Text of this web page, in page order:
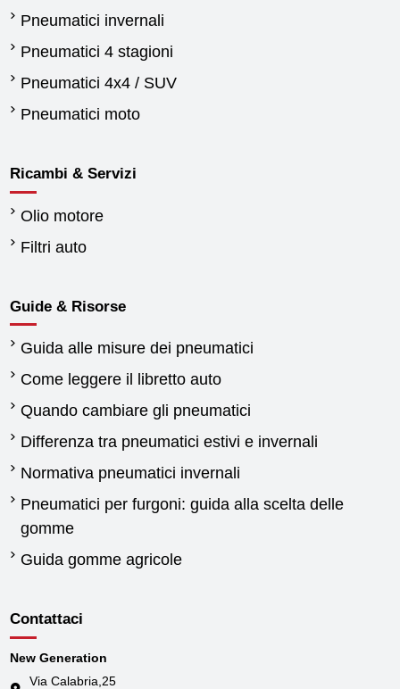
Pneumatici invernali
Pneumatici 4 stagioni
Pneumatici 4x4 / SUV
Pneumatici moto
Ricambi & Servizi
Olio motore
Filtri auto
Guide & Risorse
Guida alle misure dei pneumatici
Come leggere il libretto auto
Quando cambiare gli pneumatici
Differenza tra pneumatici estivi e invernali
Normativa pneumatici invernali
Pneumatici per furgoni: guida alla scelta delle
gomme
Guida gomme agricole
Contattaci
New Generation
Via Calabria,25